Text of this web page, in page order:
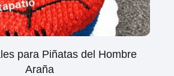
para Piñatas del Hombre
Araña